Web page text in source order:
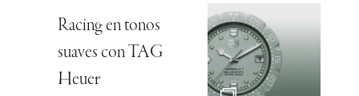
Racing en tonos
suaves con TAG
Heuer